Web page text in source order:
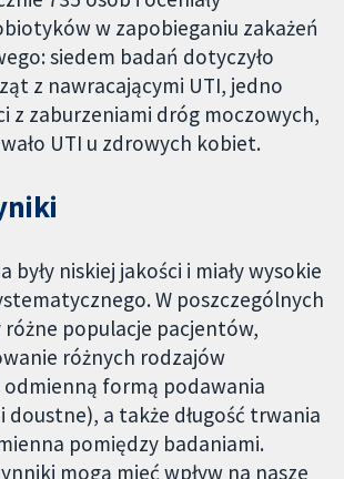
w zapobieganiu zakażeń
siedem badań dotyczyło
z nawracającymi UTI, jedno
z zaburzeniami dróg moczowych,
UTI u zdrowych kobiet.
były niskiej jakości i miały wysokie
W poszczególnych
różne populacje pacjentów,
różnych rodzajów
formą podawania
a także długość trwania
pomiędzy badaniami.
mogą mieć wpływ na nasze